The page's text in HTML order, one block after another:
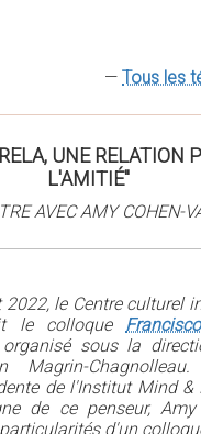
— Tous les
UNE RELATION
L'AMITIÉ"
AVEC AMY COHEN-
le Centre culturel
le colloque
sous la
Chagnolleau.
de l'Institut Mind &
de ce penseur, Amy
d'un